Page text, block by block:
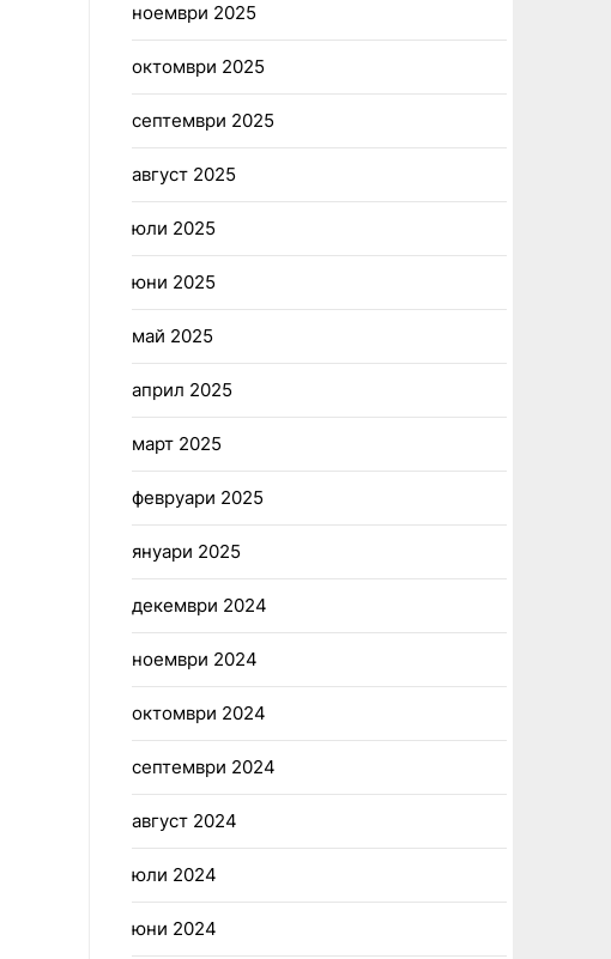
ноември 2025
октомври 2025
септември 2025
август 2025
юли 2025
юни 2025
май 2025
април 2025
март 2025
февруари 2025
януари 2025
декември 2024
ноември 2024
октомври 2024
септември 2024
август 2024
юли 2024
юни 2024